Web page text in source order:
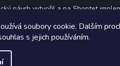
soubory cookie. Dalším
s jejich používáním.
návrh vytvořil a na Shoptet